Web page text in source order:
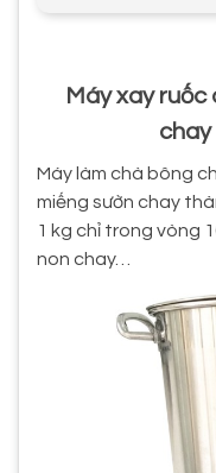
Máy xay ruốc
chay
Máy làm chà bông
miếng sườn chay
1 kg chỉ trong vòng
non chay…